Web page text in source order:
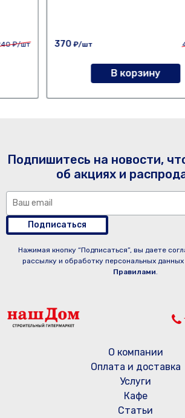
₽/шт 370 ₽/шт
В корзину
Подпишитесь на новости,
об акциях и
Подписаться
Нажимая кнопку “Подписаться”, вы даете
рассылку и обработку персональных
Правилами.
О компании
Оплата и доставка
Услуги
Кафе
Статьи